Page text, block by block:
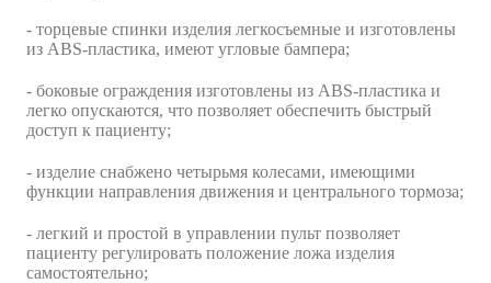
- торцевые спинки изделия легкосъемные и изготовлены
из ABS-пластика, имеют угловые бампера;
- боковые ограждения изготовлены из ABS-пластика и
легко опускаются, что позволяет обеспечить быстрый
доступ к пациенту;
- изделие снабжено четырьмя колесами, имеющими
функции направления движения и центрального тормоза;
- легкий и простой в управлении пульт позволяет
пациенту регулировать положение ложа изделия
самостоятельно;